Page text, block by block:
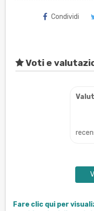
Condividi
Voti e
Fare clic qui per